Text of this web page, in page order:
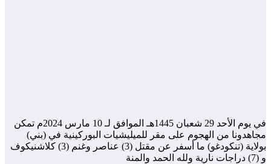
في يوم الأحد 29 شعبان 1445هـ الموافق لـ 10 مارس 2024م تمكن
مجاهدونا من الهجوم على مقر للميليشيات البوركينية في (بني)
بولاية (تنكودغو) ما أسفر عن مقتل (3) عناصر وغنم (3) كلاشنيكوف
و (7) دراجات نارية ولله الحمد والمنة